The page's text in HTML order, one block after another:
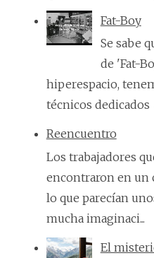
Fat-Boy
Se sabe
de 'Fat-
hiperespacio,
técnicos dedicados
Reencuentro
Los trabajadores
encontraron en un
lo que parecían
mucha imaginaci...
El